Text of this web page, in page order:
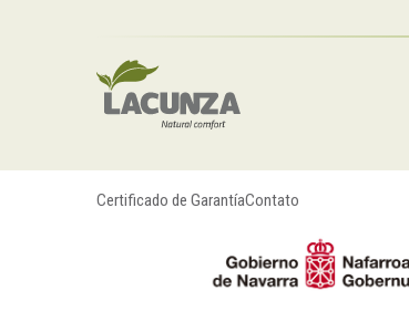
Certificado de GarantíaContato